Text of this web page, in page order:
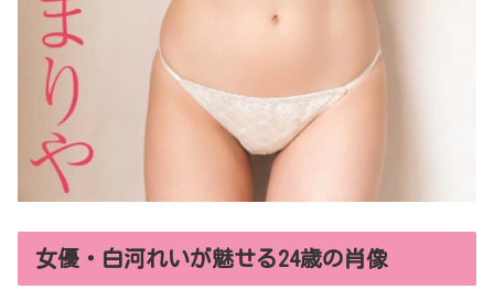
女優・白河れいが魅せる24歳の肖像